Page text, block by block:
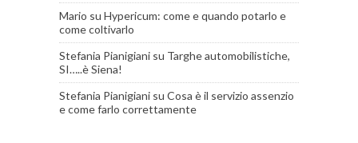
Mario su Hypericum: come e quando potarlo e
come coltivarlo
Stefania Pianigiani su Targhe automobilistiche,
SI…..è Siena!
Stefania Pianigiani su Cosa è il servizio assenzio
e come farlo correttamente